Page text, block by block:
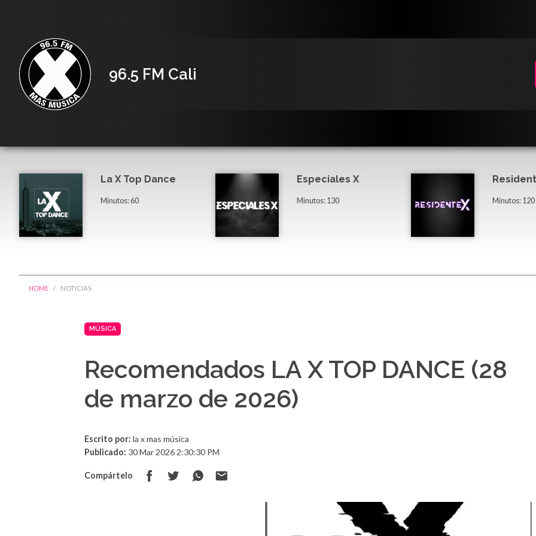
96.5 FM Cali
La X Top Dance
Minutos: 60
Especiales X
Minutos: 130 Minutos: 120
HOME NOTICIAS
MÚSICA
Recomendados LA X TOP DANCE (28
de marzo de 2026)
Escrito por: la x mas música
Publicado: 30 Mar 2026 2:30:30 PM
Compártelo